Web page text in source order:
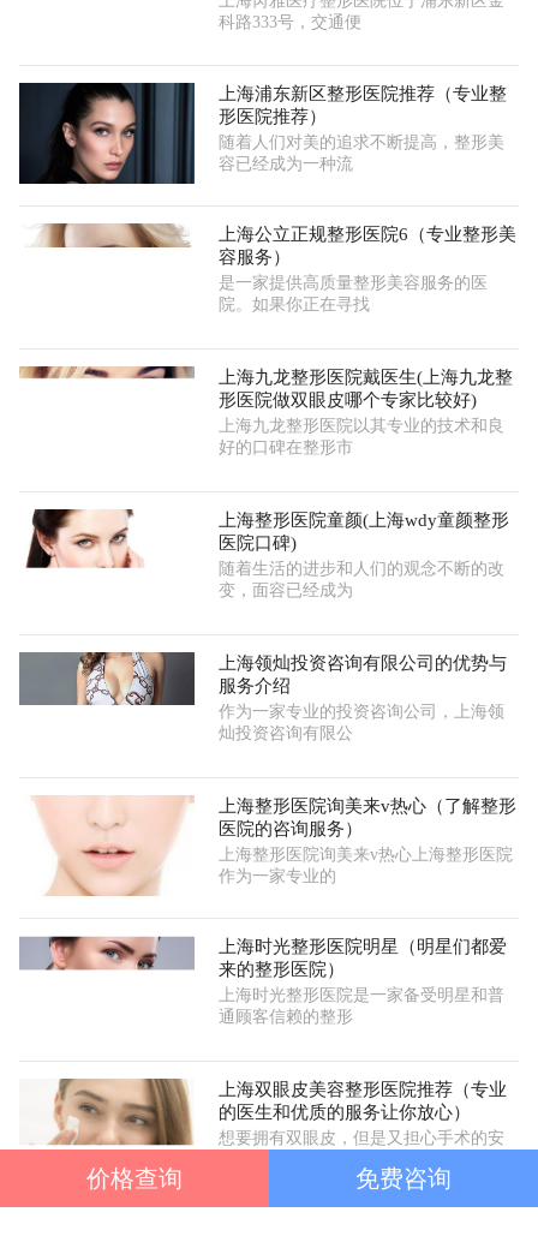
科路333号，交通便
上海浦东新区整形医院推荐（专业整
形医院推荐）
随着人们对美的追求不断提高，整形美
容已经成为一种流
上海公立正规整形医院6（专业整形美
容服务）
是一家提供高质量整形美容服务的医
院。如果你正在寻找
上海九龙整形医院戴医生(上海九龙整
形医院做双眼皮哪个专家比较好)
上海九龙整形医院以其专业的技术和良
好的口碑在整形市
上海整形医院童颜(上海wdy童颜整形
医院口碑)
随着生活的进步和人们的观念不断的改
变，面容已经成为
上海领灿投资咨询有限公司的优势与
服务介绍
作为一家专业的投资咨询公司，上海领
灿投资咨询有限公
上海整形医院询美来v热心（了解整形
医院的咨询服务）
上海整形医院询美来v热心上海整形医院
作为一家专业的
上海时光整形医院明星（明星们都爱
来的整形医院）
上海时光整形医院是一家备受明星和普
通顾客信赖的整形
上海双眼皮美容整形医院推荐（专业
的医生和优质的服务让你放心）
想要拥有双眼皮，但是又担心手术的安
价格查询 免费咨询